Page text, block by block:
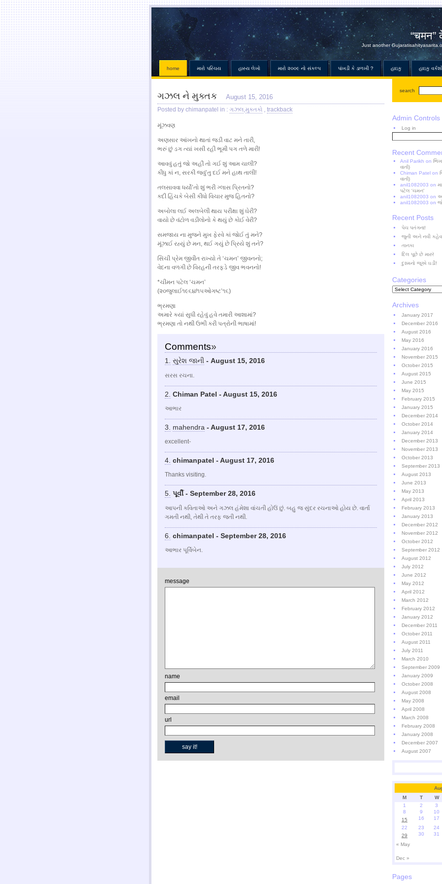
Just another
home મારો પરિચય હાસ્ય લેખો મારો ૨૦૦૯ નો સંકલ્પ પાંખડી કે ડાળખી ? હાઇકુ હાઇકુ
ગઝલ ને મુક્તક August 15, 2016
Posted by chimanpatel in : ગઝલ,મુક્તકો , trackback
મૂંઝવણ
અણસાર આંખનો થાતાં જડી વાટ મને તારી,
ભરું છું ડગ ત્યાં ખસી રહી ભૂમી પગ તળે મારી!
આવવું હતું જો અહીં તો ગઈ શું આમ ચાલી?
કીધુ કાં ન, સરકી જવું’તુ દઈ મને હાથ તાલી!
તલસાવવા ધર્યો’તો શું ભરી ગ્લાસ પ્રિતનો?
કદી હિંચકે બેસી કીધો વિચાર મુજ હિતનો?
અબોલા લઈ અલબેલી થાય પરીક્ષા શું ઘેરી?
વાયો છે વંટોળ વડીલોનો કે થયું છે કોઈ વેરી?
સમજાય ના મુજને મુખ ફેરવે કાં જોઈ તું મને?
મૂંઝાઈ રહ્યું છે મન, થઈ ગયું છે પ્રિયે શું તને?
સિંચી પ્રેમ જીવીત રાખ્યો તે ‘ચમન’ જીવનનો;
વેદના વળગી છે વિરહની તરફડે જીવ ભવનનો!
*ચીમન પટેલ ‘ચમન’
(૨૦જુલાઈ૧૯૬૪/૧૫ઓગષ્ટ’૧૬)
ભ્રમણા
અમારે ક્યાં સુધી રહેવું હવે તમારી આશામાં?
ભ્રમણા તો નથી ઉભી કરી પત્રોની ભાષામાં!
Comments»
1. સુરેશ જાની - August 15, 2016
સરસ રચના.
2. Chiman Patel - August 15, 2016
આભાર
3. mahendra - August 17, 2016
excellent-
4. chimanpatel - August 17, 2016
Thanks visiting.
5. પૂર્વી - September 28, 2016
આપની કવિતાઓ અને ગઝલ હંમેશા વાંચતી હોઉં છું. બહુ જ સુંદર રચનાઓ હોય છે. વાર્તા
ગમતી નથી, તેથી તે તરફ જતી નથી.
6. chimanpatel - September 28, 2016
આભાર પૂર્વિબેન.
message
name
email
url
search
Admin Controls
Log in
Search
for:
Recent
Anil Parikh on
વાર્તા)
Chiman Patel on
વાર્તા)
anil1082003 on
પટેલ ‘ચમન’
anil1082003 on
anil1082003 on
Recent Posts
પેચ પતંગના!
જુની અને નવી
તાનકા
દિલ પૂછે છે મારું!
દુશ્મનો જૂએ ઘડી!
Categories
Categories
Archives
January 2017
December 2016
August 2016
May 2016
January 2016
November 2015
October 2015
August 2015
June 2015
May 2015
February 2015
January 2015
December 2014
October 2014
January 2014
December 2013
November 2013
October 2013
September 2013
August 2013
June 2013
May 2013
April 2013
February 2013
January 2013
December 2012
November 2012
October 2012
September 2012
August 2012
July 2012
June 2012
May 2012
April 2012
March 2012
February 2012
January 2012
December 2011
October 2011
August 2011
July 2011
March 2010
September 2009
January 2009
October 2008
August 2008
May 2008
April 2008
March 2008
February 2008
January 2008
December 2007
August 2007
M
T
W
1
2
3
8
9
10
15
16
17
22
23
24
29
30
31
« May
Dec »
Pages